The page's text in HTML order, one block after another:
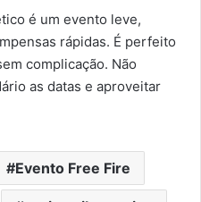
é um evento leve,
rápidas. É perfeito
complicação. Não
as datas e aproveitar
Evento Free Fire